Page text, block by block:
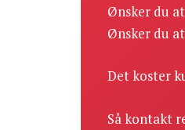
Ønsker du
Ønsker du
Det koster
Så kontakt